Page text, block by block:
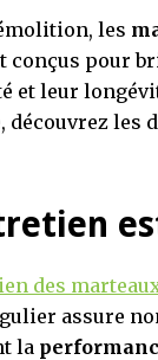
les
conçus pour
et leur
découvrez les
des
assure
la